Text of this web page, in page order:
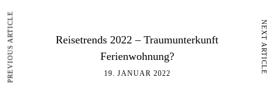
Reisetrends 2022 – Traumunterkunft
Ferienwohnung?
19. JANUAR 2022
PREVIOUS ARTICLE NEXT ARTICLE